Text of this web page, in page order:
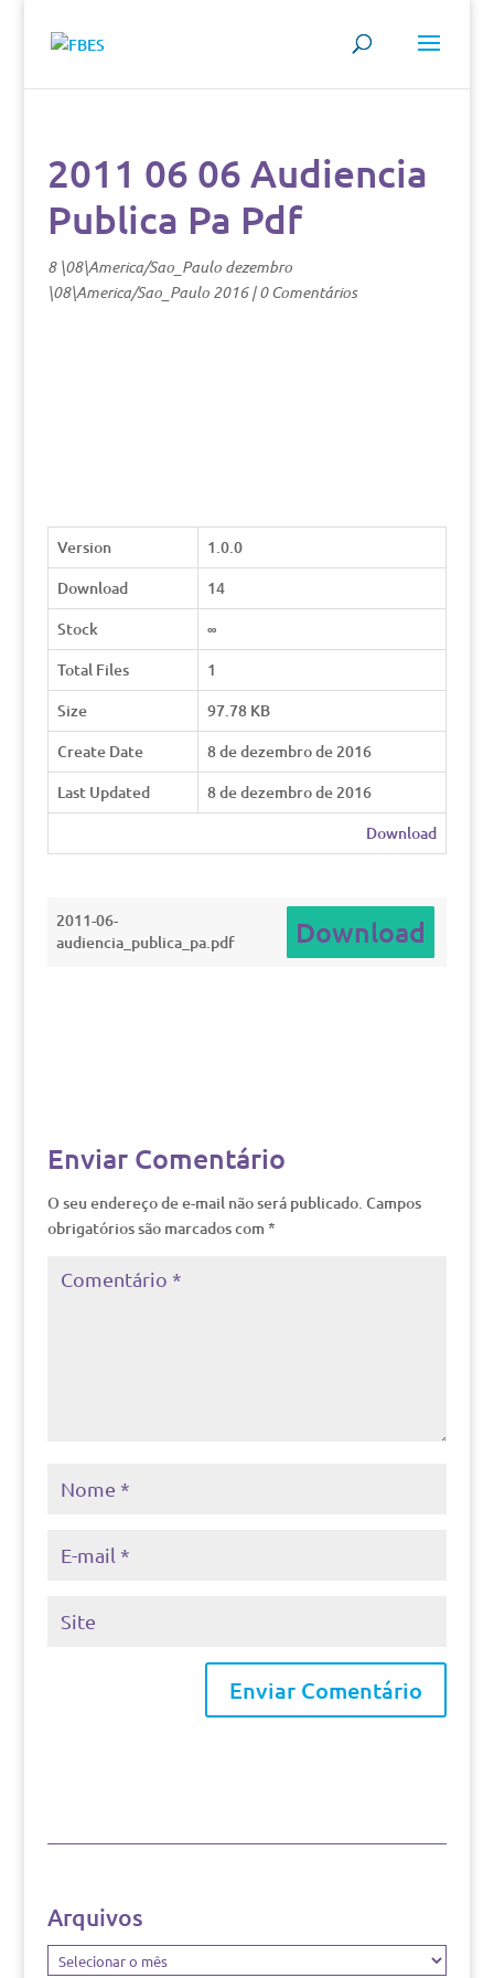
2011 06 06 Audiencia
Publica Pa Pdf
8 \08\America/Sao_Paulo dezembro
\08\America/Sao_Paulo 2016|0 Comentários
Version
1.0.0
Download
14
Stock
∞
Total Files
1
Size
97.78 KB
Create Date
8 de dezembro de 2016
Last Updated
8 de dezembro de 2016
Download
2011-06-
audiencia_publica_pa.pdf
Download
Enviar Comentário
O seu endereço de e-mail não será publicado. Campos
obrigatórios são marcados com *
Arquivos
Arquivos